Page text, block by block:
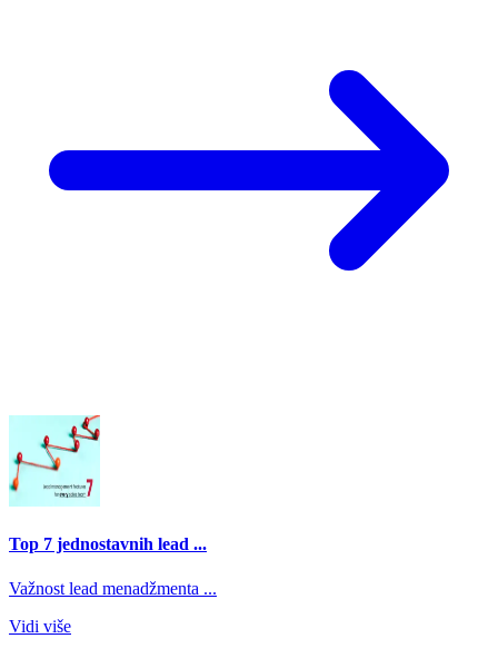
Top 7 jednostavnih lead ...
Važnost lead menadžmenta ...
Vidi više